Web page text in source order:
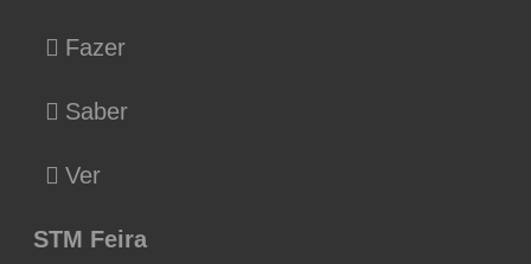
Fazer
Saber
Ver
STM Feira